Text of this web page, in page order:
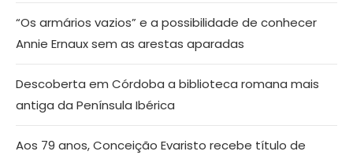
“Os armários vazios” e a possibilidade de conhecer
Annie Ernaux sem as arestas aparadas
Descoberta em Córdoba a biblioteca romana mais
antiga da Península Ibérica
Aos 79 anos, Conceição Evaristo recebe título de